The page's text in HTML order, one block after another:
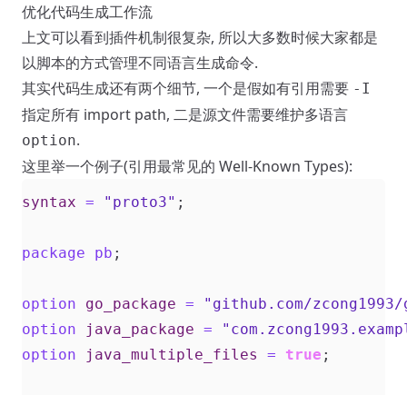
优化代码生成工作流
上文可以看到插件机制很复杂, 所以大多数时候大家都是
以脚本的方式管理不同语言生成命令.
其实代码生成还有两个细节, 一个是假如有引用需要 -I
指定所有 import path, 二是源文件需要维护多语言
option.
这里举一个例子(引用最常见的 Well-Known Types):
syntax = "proto3" ;
package pb ;
option go_package =
"github.com/
option
java_package =
option
java_multiple_files = true ;